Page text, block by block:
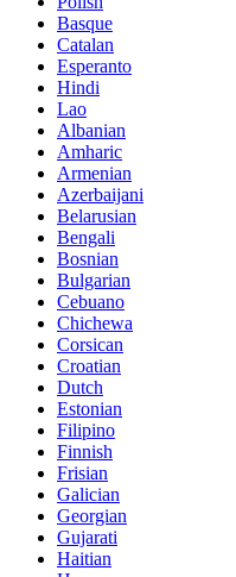
Basque
Catalan
Esperanto
Hindi
Lao
Albanian
Amharic
Armenian
Azerbaijani
Belarusian
Bengali
Bosnian
Bulgarian
Cebuano
Chichewa
Corsican
Croatian
Dutch
Estonian
Filipino
Finnish
Frisian
Galician
Georgian
Gujarati
Haitian